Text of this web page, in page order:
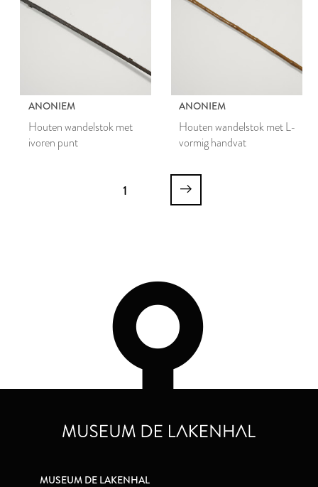
ANONIEM
Houten wandelstok met
ivoren punt
ANONIEM
Houten wandelstok met L-
vormig handvat
1
MUSEUM DE LAKENHAL